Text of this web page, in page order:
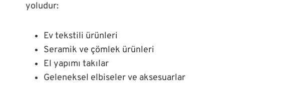
yoludur:
Ev tekstili ürünleri
Seramik ve çömlek ürünleri
El yapımı takılar
Geleneksel elbiseler ve aksesuarlar